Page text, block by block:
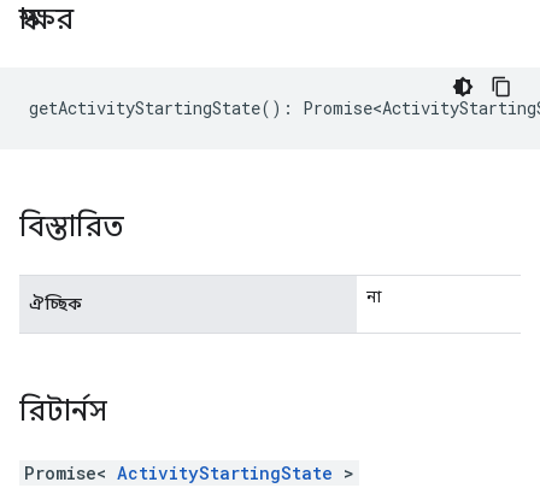
স্বাক্ষর
getActivityStartingState() :
বিস্তারিত
ঐচ্ছিক না
রিটার্নস
Promise< ActivityStartingState >